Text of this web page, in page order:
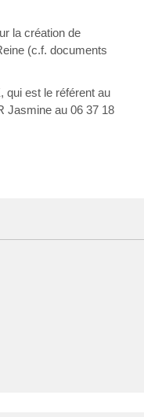
la création de
(c.f. documents
qui est le référent au
Jasmine au 06 37 18